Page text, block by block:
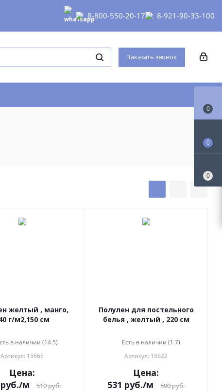
сделать заказ в нашем магазине Контакты
8-800-550-20-17 8-921-90-33-100
Заказать звонок
желтый , манго,
г/м2,150 см
в наличии (14.5)
Артикул: 15666
Цена:
руб./м 510руб.
Полулен для постельного
белья , желтый , 220 см
Есть в наличии (1.7)
Артикул: 15622
Цена:
531 руб./м 590руб.
0
0
0